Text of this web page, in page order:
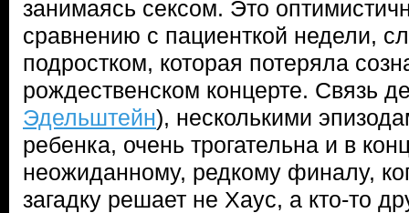
занимаясь сексом. Это
сравнению с пациенткой недели,
подростком, которая потеряла
рождественском концерте. Связь
Эдельштейн), несколькими
ребенка, очень трогательна и в
неожиданному, редкому финалу,
загадку решает не Хаус, а кто-то